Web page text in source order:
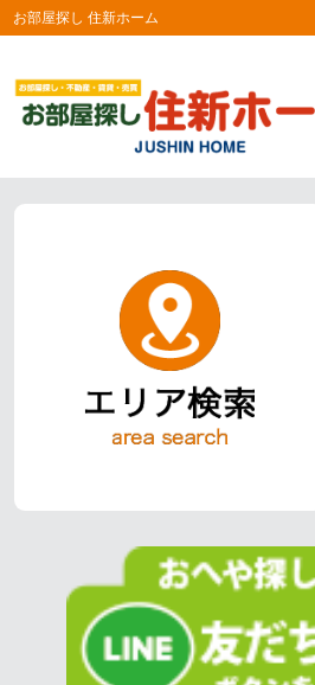
お部屋探し 住新ホーム